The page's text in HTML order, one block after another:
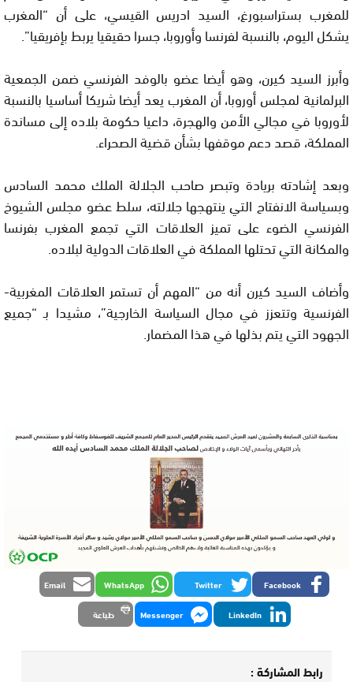
للمغرب بستراسبورغ، السيد ادريس القيسي، على أن “المغرب
يشكل اليوم، بالنسبة لفرنسا وأوروبا، جسرا حقيقيا يربط بإفريقيا”.
وأبرز السيد كيرن، وهو أيضا عضو بالوفد الفرنسي ضمن الجمعية
البرلمانية لمجلس أوروبا، أن المغرب يعد أيضا شريكا أساسيا بالنسبة
لأوروبا في مجالي الأمن والهجرة، داعيا حكومة بلاده إلى مساندة
المملكة، قصد دعم موقفها بشأن قضية الصحراء.
وبعد إشادته بريادة وتبصر صاحب الجلالة الملك محمد السادس
وبسياسة الانفتاح التي ينتهجها جلالته، سلط عضو مجلس الشيوخ
الفرنسي الضوء على تميز العلاقات التي تجمع المغرب بفرنسا
والمكانة التي تحتلها المملكة في العلاقات الدولية لبلاده.
وأضاف السيد كيرن أنه من “المهم أن تستمر العلاقات المغربية-
الفرنسية وتتعزز في مجال السياسة الخارجية”، مشيدا بـ “جميع
الجهود التي يتم بذلها في هذا المضمار.
Facebook
Twitter
WhatsApp
Email
LinkedIn
Messenger طباعة
رابط المشاركة :